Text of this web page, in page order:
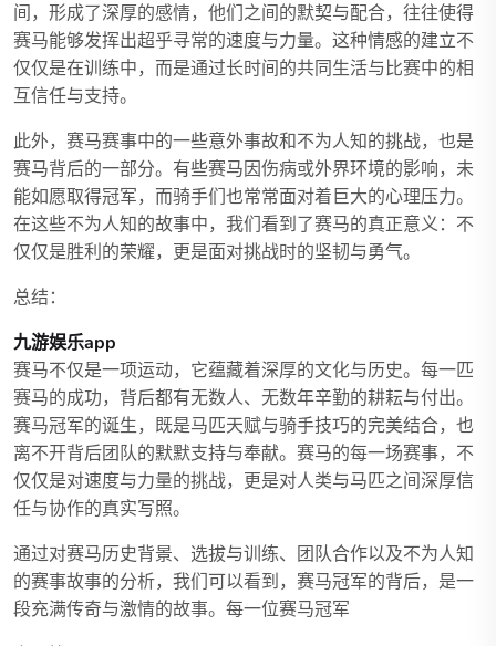
间，形成了深厚的感情，他们之间的默契与配合，往往使得
赛马能够发挥出超乎寻常的速度与力量。这种情感的建立不
仅仅是在训练中，而是通过长时间的共同生活与比赛中的相
互信任与支持。
此外，赛马赛事中的一些意外事故和不为人知的挑战，也是
赛马背后的一部分。有些赛马因伤病或外界环境的影响，未
能如愿取得冠军，而骑手们也常常面对着巨大的心理压力。
在这些不为人知的故事中，我们看到了赛马的真正意义：不
仅仅是胜利的荣耀，更是面对挑战时的坚韧与勇气。
总结：
九游娱乐app
赛马不仅是一项运动，它蕴藏着深厚的文化与历史。每一匹
赛马的成功，背后都有无数人、无数年辛勤的耕耘与付出。
赛马冠军的诞生，既是马匹天赋与骑手技巧的完美结合，也
离不开背后团队的默默支持与奉献。赛马的每一场赛事，不
仅仅是对速度与力量的挑战，更是对人类与马匹之间深厚信
任与协作的真实写照。
通过对赛马历史背景、选拔与训练、团队合作以及不为人知
的赛事故事的分析，我们可以看到，赛马冠军的背后，是一
段充满传奇与激情的故事。每一位赛马冠军